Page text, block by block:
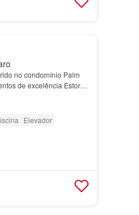
no condomínio Palm
de excelência Estores
Elevador